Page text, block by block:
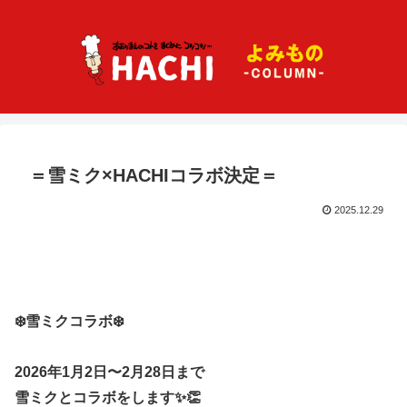
＝雪ミク×HACHIコラボ決定＝
2025.12.29
❄️雪ミクコラボ❄️
2026年1月2日〜2月28日まで
雪ミクとコラボをします✨👏